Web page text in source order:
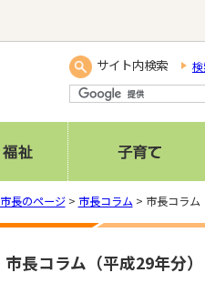
サイト内検索
市長のページ> 市長コラム> 市長コラム
市長コラム（平成29年分）